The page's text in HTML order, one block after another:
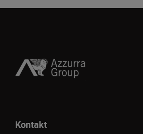
Kontakt